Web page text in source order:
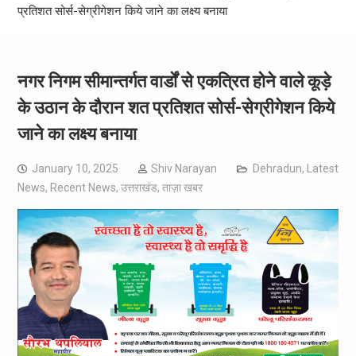
प्रतिशत सोर्स-सेग्रीगेशन किये जाने का लक्ष्य बनाया
नगर निगम सीमान्तर्गत वार्डों से एकत्रित होने वाले कूड़े
के उठान के दौरान शत प्रतिशत सोर्स-सेग्रीगेशन किये
जाने का लक्ष्य बनाया
January 10, 2025 Shiv Narayan Dehradun, Latest
News, Recent News, उत्तराखंड, ताज़ा खबर